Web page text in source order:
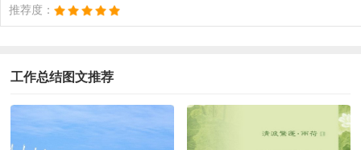
推荐度：
工作总结图文推荐